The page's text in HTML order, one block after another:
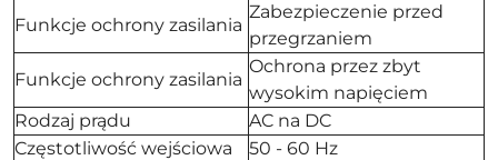
Funkcje ochrony zasilania
Zabezpieczenie przed
przegrzaniem
Funkcje ochrony zasilania
Ochrona przez zbyt
wysokim napięciem
Rodzaj prądu
AC na DC
Częstotliwość wejściowa
50 - 60 Hz